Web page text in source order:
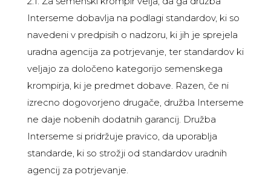
Interseme dobavlja na podlagi standardov, ki so
navedeni v predpisih o nadzoru, ki jih je sprejela
uradna agencija za potrjevanje, ter standardov ki
veljajo za določeno kategorijo semenskega
krompirja, ki je predmet dobave. Razen, če ni
izrecno dogovorjeno drugače, družba Interseme
ne daje nobenih dodatnih garancij. Družba
Interseme si pridržuje pravico, da uporablja
standarde, ki so strožji od standardov uradnih
agencij za potrjevanje.